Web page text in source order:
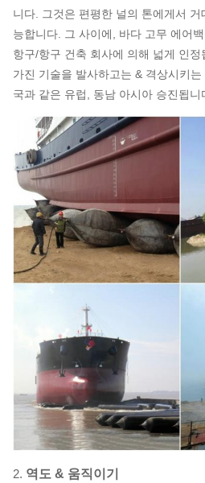
니다. 그것은 편평한 널의 톤에게서
능합니다. 그 사이에, 바다 고무 에어
항구/항구 건축 회사에 의해 넓게 인
가진 기술을 발사하고는 & 격상시키
국과 같은 유럽, 동남 아시아 승진됩니
2. 역도 & 움직이기